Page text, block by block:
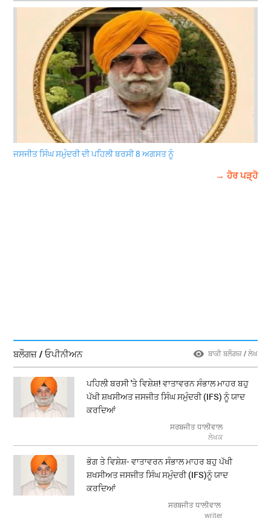
ਜਸਜੀਤ ਸਿੰਘ ਸਮੁੰਦਰੀ ਦੀ ਪਹਿਲੀ ਬਰਸੀ 8 ਅਗਸਤ ਨੂੰ
→ ਹੋਰ ਪੜ੍ਹੋ
ਬਲੌਗਜ਼ / ਓਪੀਨੀਅਨ ਬਾਕੀ ਬਲੌਗਜ਼ / ਲੇਖ
ਪਹਿਲੀ ਬਰਸੀ 'ਤੇ ਵਿਸ਼ੇਸ਼! ਵਾਤਾਵਰਨ ਸੰਭਾਲ ਮਾਹਰ ਬਹੁ
ਪੱਖੀ ਸ਼ਖਸੀਅਤ ਜਸਜੀਤ ਸਿੰਘ ਸਮੁੰਦਰੀ (IFS) ਨੂੰ ਯਾਦ
ਕਰਦਿਆਂ
ਸਰਬਜੀਤ ਧਾਲੀਵਾਲ
ਲੇਖਕ
ਭੋਗ ਤੇ ਵਿਸ਼ੇਸ਼- ਵਾਤਾਵਰਨ ਸੰਭਾਲ ਮਾਹਰ ਬਹੁ ਪੱਖੀ
ਸ਼ਖਸੀਅਤ ਜਸਜੀਤ ਸਿੰਘ ਸਮੁੰਦਰੀ (IFS)ਨੂੰ ਯਾਦ
ਕਰਦਿਆਂ
ਸਰਬਜੀਤ ਧਾਲੀਵਾਲ
writer